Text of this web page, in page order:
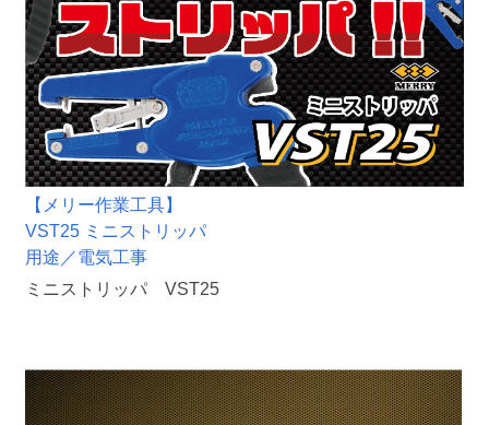
【メリー作業工具】
VST25 ミニストリッパ
用途／電気工事
ミニストリッパ VST25